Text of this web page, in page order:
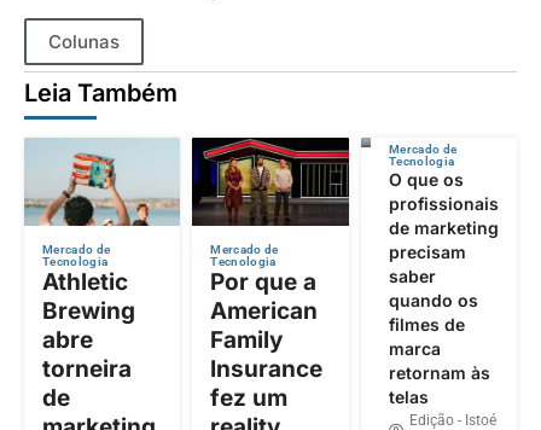
Colunas
Leia Também
Mercado de
Tecnologia
Athletic
Brewing
abre
torneira
de
Mercado de
Tecnologia
Por que a
American
Family
Insurance
fez um
Mercado de
Tecnologia
O que os
profissionais
de marketing
precisam
saber
quando os
filmes de
marca
retornam às
telas
Edição - Istoé